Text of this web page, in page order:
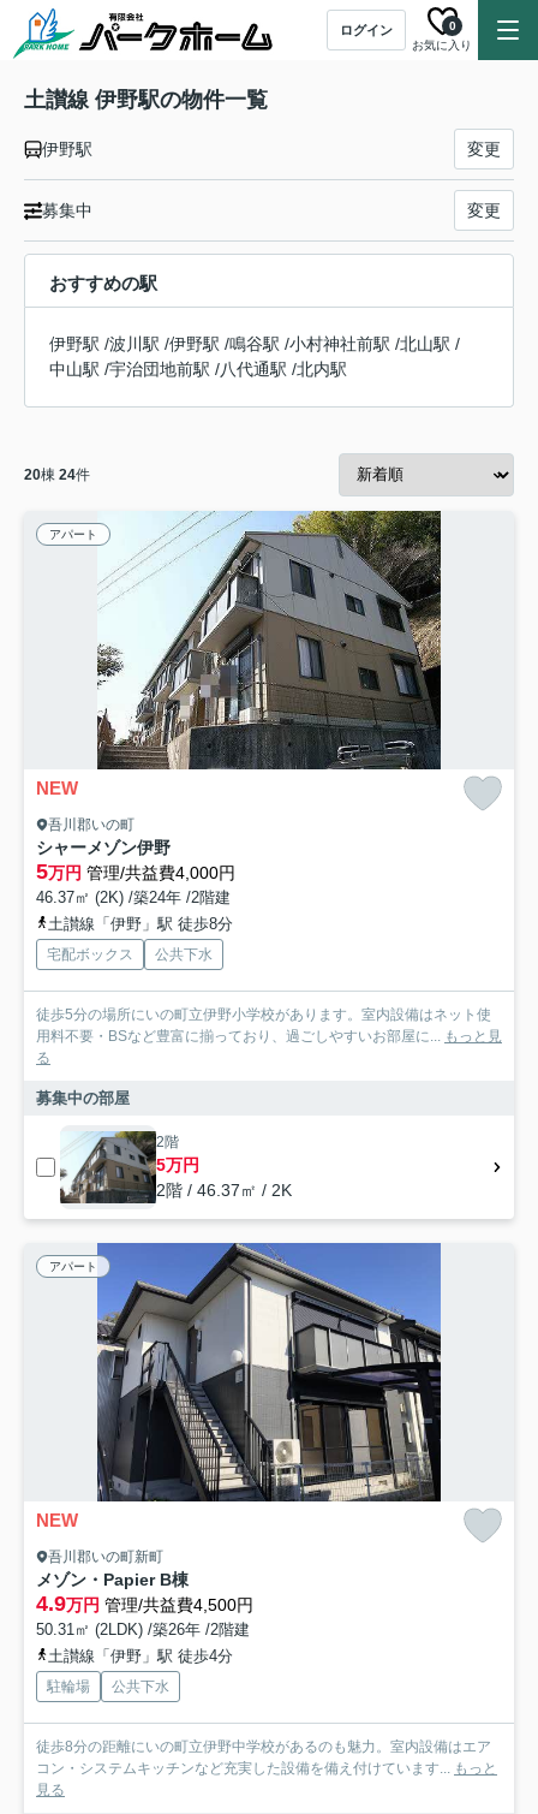
ログイン
お気に入り
0
土讃線 伊野駅の物件一覧
伊野駅 変更
募集中 変更
おすすめの駅
伊野駅 /波川駅 /伊野駅 /鳴谷駅 /小村神社前駅 /北山駅 /
中山駅 /宇治団地前駅 /八代通駅 /北内駅
20棟 24件
アパート
NEW
吾川郡いの町
シャーメゾン伊野
5万円 管理/共益費4,000円
46.37㎡ (2K) /築24年 /2階建
土讃線「伊野」駅 徒歩8分
宅配ボックス 公共下水
徒歩5分の場所にいの町立伊野小学校があります。室内設備はネット使
用料不要・BSなど豊富に揃っており、過ごしやすいお部屋に... もっと見
る
募集中の部屋
2階
5万円
2階 / 46.37㎡ / 2K
アパート
NEW
吾川郡いの町新町
メゾン・Papier B棟
4.9万円 管理/共益費4,500円
50.31㎡ (2LDK) /築26年 /2階建
土讃線「伊野」駅 徒歩4分
駐輪場 公共下水
徒歩8分の距離にいの町立伊野中学校があるのも魅力。室内設備はエア
コン・システムキッチンなど充実した設備を備え付けています... もっと
見る